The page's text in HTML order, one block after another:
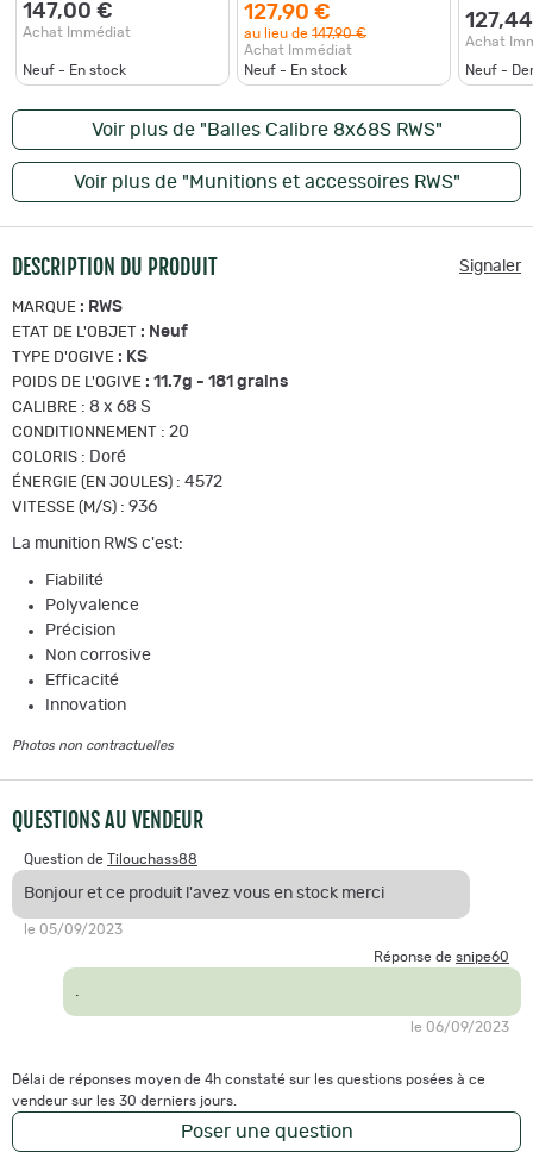
147,00 €
Achat Immédiat
Neuf - En stock
127,90 €
au lieu de 147,90 €
Achat Immédiat
Neuf - En stock
Achat
Neuf -
Voir plus de "Balles Calibre 8x68S RWS"
Voir plus de "Munitions et accessoires RWS"
DESCRIPTION DU PRODUIT Signaler
MARQUE : RWS
ETAT DE L'OBJET : Neuf
TYPE D'OGIVE : KS
POIDS DE L'OGIVE : 11.7g - 181 grains
CALIBRE : 8 x 68 S
CONDITIONNEMENT : 20
COLORIS : Doré
ÉNERGIE (EN JOULES) : 4572
VITESSE (M/S) : 936
La munition RWS c'est:
Fiabilité
Polyvalence
Précision
Non corrosive
Efficacité
Innovation
Photos non contractuelles
QUESTIONS AU VENDEUR
Question de Tilouchass88
Bonjour et ce produit l'avez vous en stock merci
le 05/09/2023
Réponse de snipe60
.
le 06/09/2023
Délai de réponses moyen de 4h constaté sur les questions posées à ce
vendeur sur les 30 derniers jours.
Poser une question